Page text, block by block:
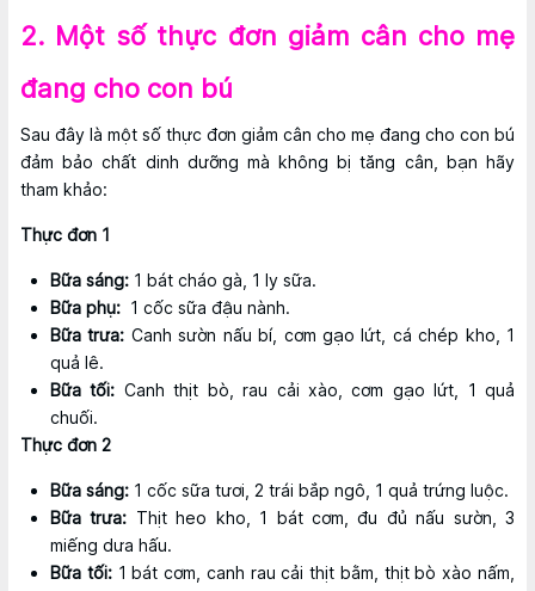
2. Một số thực đơn giảm cân cho mẹ
đang cho con bú
Sau đây là một số thực đơn giảm cân cho mẹ đang cho con bú
đảm bảo chất dinh dưỡng mà không bị tăng cân, bạn hãy
tham khảo:
Thực đơn 1
Bữa sáng: 1 bát cháo gà, 1 ly sữa.
Bữa phụ: 1 cốc sữa đậu nành.
Bữa trưa: Canh sườn nấu bí, cơm gạo lứt, cá chép kho, 1
quả lê.
Bữa tối: Canh thịt bò, rau cải xào, cơm gạo lứt, 1 quả
chuối.
Thực đơn 2
Bữa sáng: 1 cốc sữa tươi, 2 trái bắp ngô, 1 quả trứng luộc.
Bữa trưa: Thịt heo kho, 1 bát cơm, đu đủ nấu sườn, 3
miếng dưa hấu.
Bữa tối:1 bát cơm, canh rau cải thịt bằm, thịt bò xào nấm,